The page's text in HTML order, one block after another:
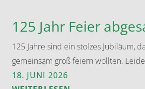
125 Jahr Feier
125 Jahre sind ein stolzes Jubiläum,
gemeinsam groß feiern wollten.
18. JUNI 2026